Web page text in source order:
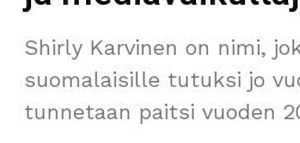
Shirly Karvinen on nimi,
suomalaisille tutuksi jo
tunnetaan paitsi vuoden